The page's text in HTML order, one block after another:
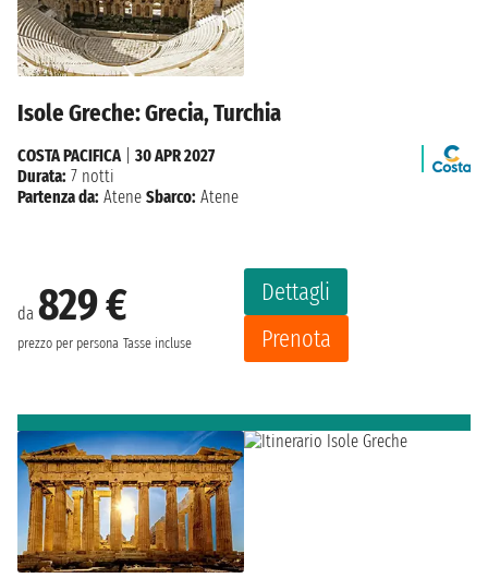
Isole Greche: Grecia, Turchia
da 829 €
prezzo per persona Tasse incluse
Dettagli
Prenota
COSTA PACIFICA| 30 APR 2027
Durata: 7 notti
Partenza da: Atene Sbarco: Atene